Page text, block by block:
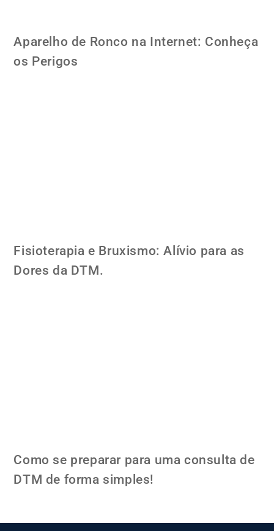
Aparelho de Ronco na Internet: Conheça
os Perigos
Fisioterapia e Bruxismo: Alívio para as
Dores da DTM.
Como se preparar para uma consulta de
DTM de forma simples!